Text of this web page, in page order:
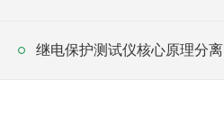
继电保护测试仪核心原理分离